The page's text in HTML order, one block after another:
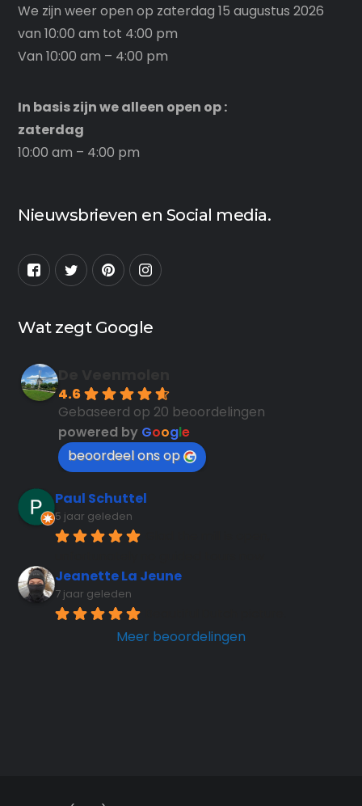
We zijn weer open op zaterdag 15 augustus 2026
van 10:00 am tot 4:00 pm
Van 10:00 am – 4:00 pm
In basis zijn we alleen open op :
zaterdag
10:00 am – 4:00 pm
Nieuwsbrieven en Social media.
Wat zegt Google
4.6
Gebaseerd op 20 beoordelingen
powered by Google
beoordeel ons op
Paul Schuttel
5 jaar geleden
Jeanette La Jeune
7 jaar geleden
Meer beoordelingen